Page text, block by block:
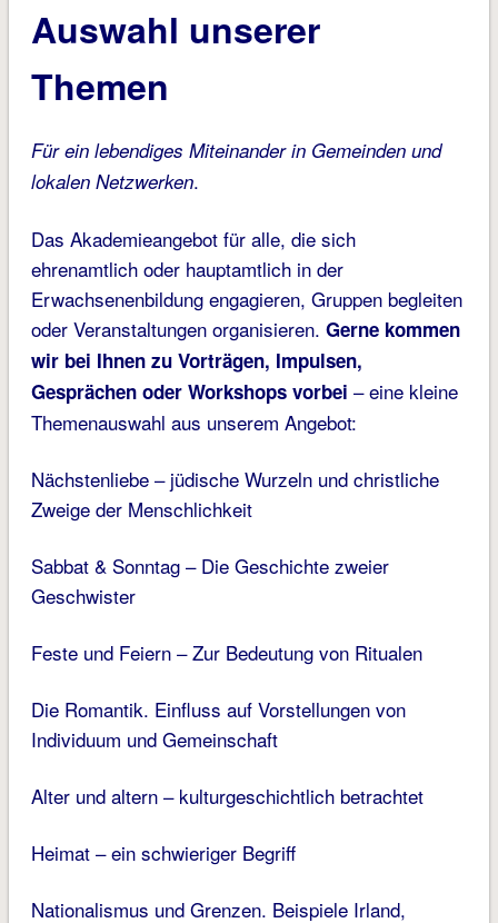
Auswahl unserer
Themen
Für ein lebendiges Miteinander in Gemeinden und
lokalen Netzwerken.
Das Akademieangebot für alle, die sich
ehrenamtlich oder hauptamtlich in der
Erwachsenenbildung engagieren, Gruppen begleiten
oder Veranstaltungen organisieren. Gerne kommen
wir bei Ihnen zu Vorträgen, Impulsen,
Gesprächen oder Workshops vorbei – eine kleine
Themenauswahl aus unserem Angebot:
Nächstenliebe – jüdische Wurzeln und christliche
Zweige der Menschlichkeit
Sabbat & Sonntag – Die Geschichte zweier
Geschwister
Feste und Feiern – Zur Bedeutung von Ritualen
Die Romantik. Einfluss auf Vorstellungen von
Individuum und Gemeinschaft
Alter und altern – kulturgeschichtlich betrachtet
Heimat – ein schwieriger Begriff
Nationalismus und Grenzen. Beispiele Irland,